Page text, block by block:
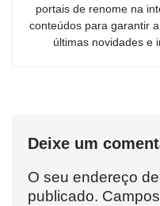
portais de renome na
conteúdos para garantir
últimas novidades e
Deixe um
O seu endereço
publicado.